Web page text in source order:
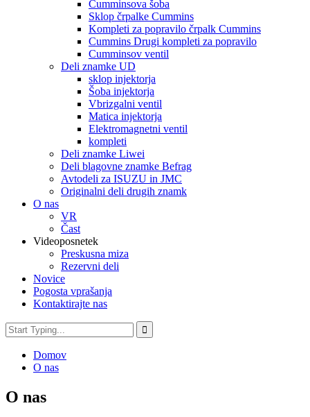
Cumminsova šoba
Sklop črpalke Cummins
Kompleti za popravilo črpalk Cummins
Cummins Drugi kompleti za popravilo
Cumminsov ventil
Deli znamke UD
sklop injektorja
Šoba injektorja
Vbrizgalni ventil
Matica injektorja
Elektromagnetni ventil
kompleti
Deli znamke Liwei
Deli blagovne znamke Befrag
Avtodeli za ISUZU in JMC
Originalni deli drugih znamk
O nas
VR
Čast
Videoposnetek
Preskusna miza
Rezervni deli
Novice
Pogosta vprašanja
Kontaktirajte nas
Domov
O nas
O nas